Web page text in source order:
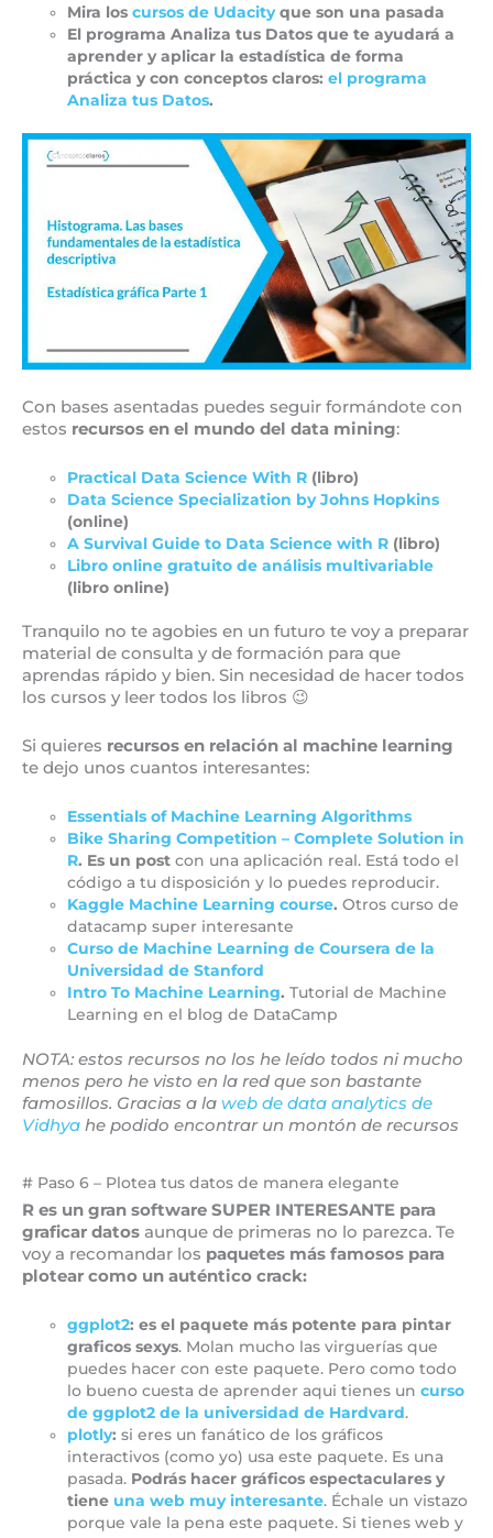
Mira loscursos de Udacityque son una pasada
El programa Analiza tus Datos que te ayudará a
aprender y aplicar la estadística de forma
práctica y con conceptos claros:el programa
Analiza tus Datos.
Con bases asentadas puedes seguir formándote con
estos recursos en el mundo del data mining:
Practical Data Science With R (libro)
Data Science Specialization by Johns Hopkins
(online)
A Survival Guide to Data Science with R (libro)
Libro online gratuito de análisis multivariable
(libro online)
Tranquilo no te agobies en un futuro te voy a preparar
material de consulta y de formación para que
aprendas rápido y bien. Sin necesidad de hacer todos
los cursos y leer todos los libros 😉
Si quieres recursos en relación al machine learning
te dejo unos cuantos interesantes:
Essentials of Machine Learning Algorithms
Bike Sharing Competition – Complete Solution in
R. Es un post con una aplicación real. Está todo el
código a tu disposición y lo puedes reproducir.
Kaggle Machine Learning course.Otros curso de
datacamp super interesante
Curso de Machine Learning de Coursera de la
Universidad de Stanford
Intro To Machine Learning.Tutorial de Machine
Learning en el blog de DataCamp
NOTA: estos recursos no los he leído todos ni mucho
menos pero he visto en la red que son bastante
famosillos. Gracias a la web de data analytics de
Vidhya he podido encontrar un montón de recursos
# Paso 6 – Plotea tus datos de manera elegante
R es un gran software SUPER INTERESANTE para
graficar datos aunque de primeras no lo parezca. Te
voy a recomandar los paquetes más famosos para
plotear como un auténtico crack:
ggplot2: es el paquete más potente para pintar
graficos sexys. Molan mucho las virguerías que
puedes hacer con este paquete. Pero como todo
lo bueno cuesta de aprender aqui tienes uncurso
de ggplot2 de la universidad de Hardvard.
plotly: si eres un fanático de los gráficos
interactivos (como yo) usa este paquete. Es una
pasada. Podrás hacer gráficos espectaculares y
tiene una web muy interesante. Échale un vistazo
porque vale la pena este paquete. Si tienes web y